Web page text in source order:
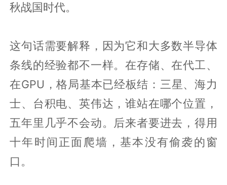
秋战国时代。
这句话需要解释，因为它和大多数半导体
条线的经验都不一样。在存储、在代工、
在GPU，格局基本已经板结：三星、海力
士、台积电、英伟达，谁站在哪个位置，
五年里几乎不会动。后来者要进去，得用
十年时间正面爬墙，基本没有偷袭的窗
口。